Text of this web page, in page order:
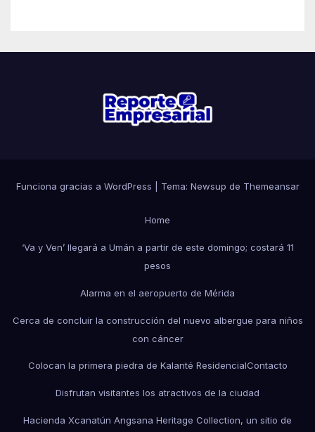
Funciona gracias a WordPress Tema: Newsup de Themeansar
Home
‘Va y Ven’ llegará a Umán a partir de este domingo; costará 11
pesos
Alarma en el aeropuerto de Mérida
Cerca de concluir la construcción del nuevo albergue para niños
con cáncer
Colocan la primera piedra de Kalanté ResidencialContacto
Disfrutan visitantes los atractivos de la ciudad
Hacienda Xcanatún Angsana Heritage Collection, un sitio de